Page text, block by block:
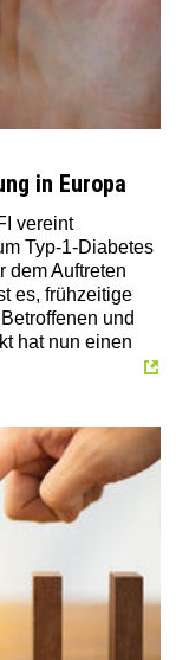
in Europa
vereint
Typ-1-Diabetes
dem Auftreten
es, frühzeitige
und
hat nun einen